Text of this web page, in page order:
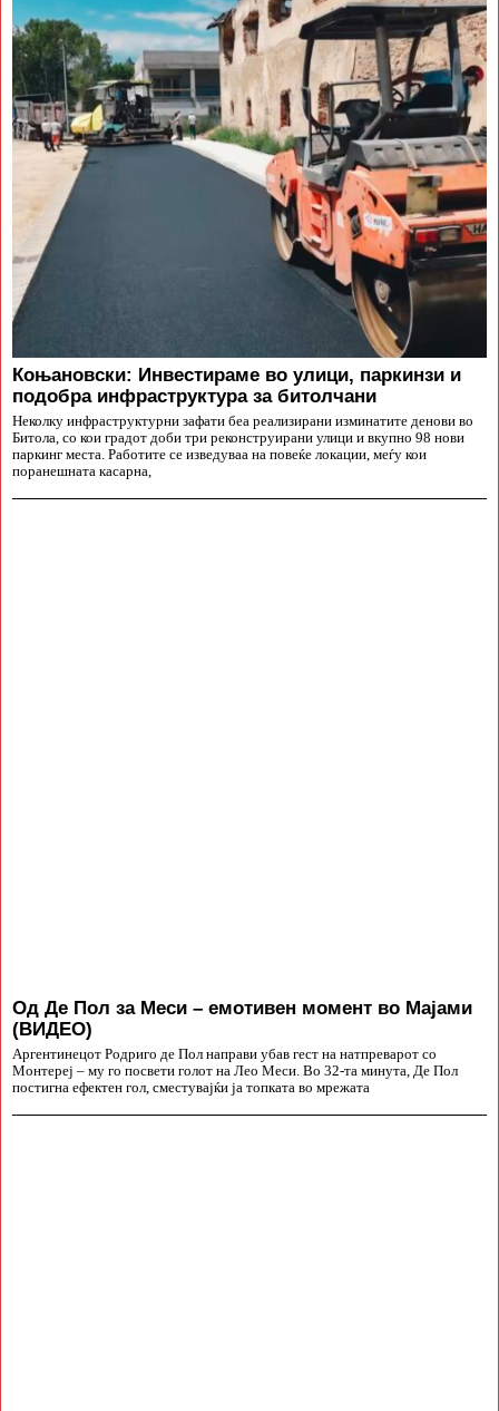
Коњановски: Инвестираме во улици, паркинзи и
подобра инфраструктура за битолчани
Неколку инфраструктурни зафати беа реализирани изминатите денови во
Битола, со кои градот доби три реконструирани улици и вкупно 98 нови
паркинг места. Работите се изведуваа на повеќе локации, меѓу кои
поранешната касарна,
Од Де Пол за Меси – емотивен момент во Мајами
(ВИДЕО)
Аргентинецот Родриго де Пол направи убав гест на натпреварот со
Монтереј – му го посвети голот на Лео Меси. Во 32-та минута, Де Пол
постигна ефектен гол, сместувајќи ја топката во мрежата